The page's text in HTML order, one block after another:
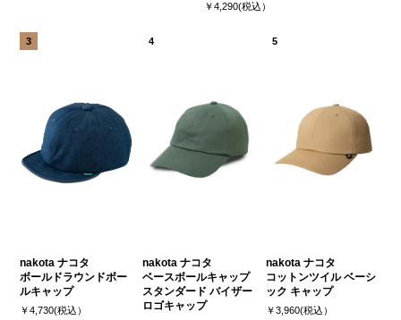
￥4,290(税込）
nakota ナコタ
ボールドラウンドボー
ルキャップ
￥4,730(税込）
nakota ナコタ
ベースボールキャップ
スタンダード バイザー
ロゴキャップ
nakota ナコタ
コットンツイル ベーシ
ック キャップ
￥3,960(税込）